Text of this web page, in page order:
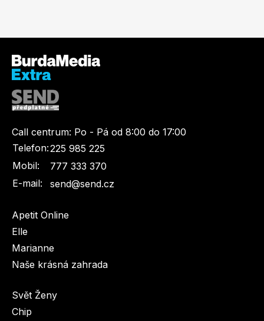
Naše krásná zahrada LEGO® časopisy
Call centrum: Po - Pá od 8:00 do 17:00
Telefon:225 985 225
Mobil:
777 333 370
E-mail:
send@send.cz
Apetit Online
Elle
Marianne
Naše krásná zahrada
Svět Ženy
Chip